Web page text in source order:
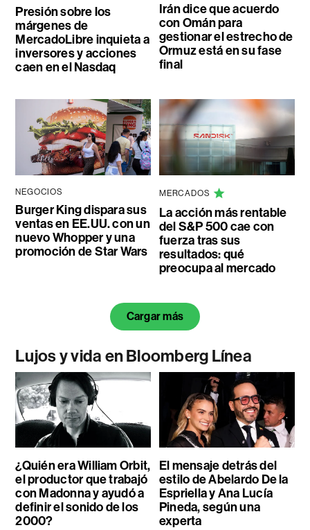
Presión sobre los
márgenes de
MercadoLibre inquieta a
inversores y acciones
caen en el Nasdaq
Irán dice que acuerdo
con Omán para
gestionar el estrecho de
Ormuz está en su fase
final
NEGOCIOS
Burger King dispara sus
ventas en EE.UU. con un
nuevo Whopper y una
promoción de Star Wars
MERCADOS
La acción más rentable
del S&P 500 cae con
fuerza tras sus
resultados: qué
preocupa al mercado
Cargar más
Lujos y vida en Bloomberg Línea
¿Quién era William Orbit,
el productor que trabajó
con Madonna y ayudó a
definir el sonido de los
2000?
El mensaje detrás del
estilo de Abelardo De la
Espriella y Ana Lucía
Pineda, según una
experta